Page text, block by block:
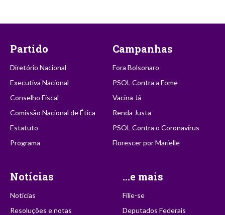
Partido
Diretório Nacional
Executiva Nacional
Conselho Fiscal
Comissão Nacional de Ética
Estatuto
Programa
Campanhas
Fora Bolsonaro
PSOL Contra a Fome
Vacina Já
Renda Justa
PSOL Contra o Coronavírus
Florescer por Marielle
Notícias
Notícias
Resoluções e notas
...e mais
Filie-se
Deputados Federais